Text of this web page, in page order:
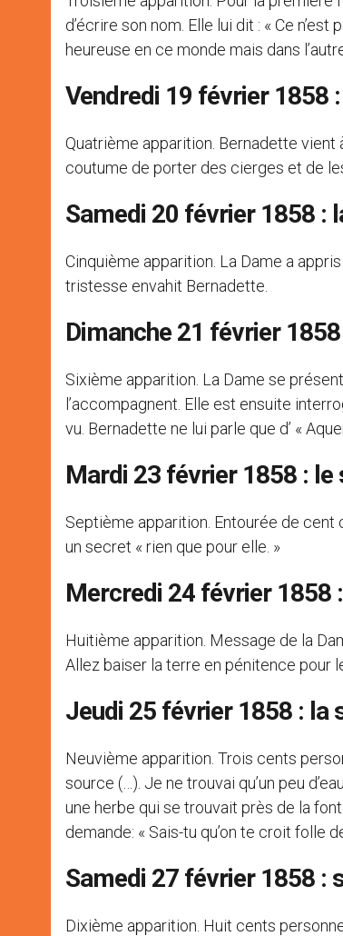
d’écrire son nom. Elle lui dit : « Ce
heureuse en ce monde mais dans
Vendredi 19 février 1858
Quatrième apparition. Bernadette vient
coutume de porter des cierges et de
Samedi 20 février 1858 :
Cinquième apparition. La Dame a
tristesse envahit Bernadette.
Dimanche 21 février
Sixième apparition. La Dame se
l’accompagnent. Elle est ensuite
vu. Bernadette ne lui parle que d’ «
Mardi 23 février 1858 : le
Septième apparition. Entourée de cent
un secret « rien que pour elle. »
Mercredi 24 février 1858
Huitième apparition. Message de la
Allez baiser la terre en pénitence pour
Jeudi 25 février 1858 : la
Neuvième apparition. Trois cents
source (…). Je ne trouvai qu’un peu
une herbe qui se trouvait près de la
demande: « Sais-tu qu’on te croit folle
Samedi 27 février 1858 :
Dixième apparition. Huit cents